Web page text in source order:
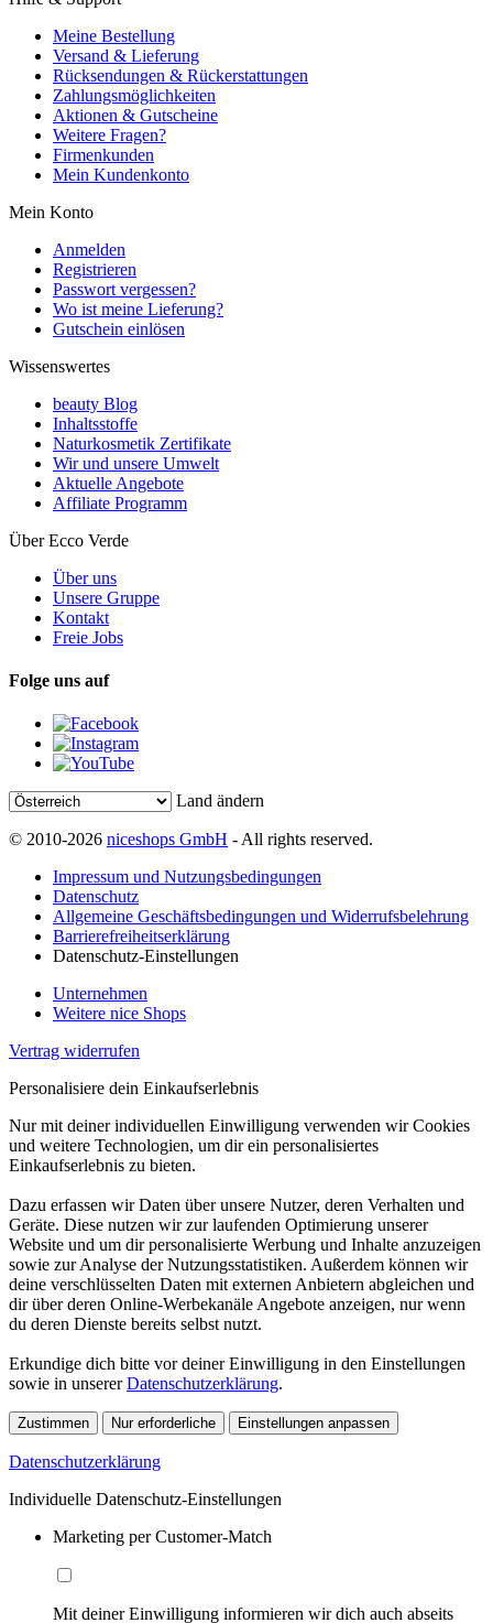
Meine Bestellung
Versand & Lieferung
Rücksendungen & Rückerstattungen
Zahlungsmöglichkeiten
Aktionen & Gutscheine
Weitere Fragen?
Firmenkunden
Mein Kundenkonto
Mein Konto
Anmelden
Registrieren
Passwort vergessen?
Wo ist meine Lieferung?
Gutschein einlösen
Wissenswertes
beauty Blog
Inhaltsstoffe
Naturkosmetik Zertifikate
Wir und unsere Umwelt
Aktuelle Angebote
Affiliate Programm
Über Ecco Verde
Über uns
Unsere Gruppe
Kontakt
Freie Jobs
Folge uns auf
Land ändern
© 2010-2026 niceshops GmbH - All rights reserved.
Impressum und Nutzungsbedingungen
Datenschutz
Allgemeine Geschäftsbedingungen und Widerrufsbelehrung
Barrierefreiheitserklärung
Datenschutz-Einstellungen
Unternehmen
Weitere nice Shops
Vertrag widerrufen
Personalisiere dein Einkaufserlebnis
Nur mit deiner individuellen Einwilligung verwenden wir Cookies
und weitere Technologien, um dir ein personalisiertes
Einkaufserlebnis zu bieten.
Dazu erfassen wir Daten über unsere Nutzer, deren Verhalten und
Geräte. Diese nutzen wir zur laufenden Optimierung unserer
Website und um dir personalisierte Werbung und Inhalte anzuzeigen
sowie zur Analyse der Nutzungsstatistiken. Außerdem können wir
deine verschlüsselten Daten mit externen Anbietern abgleichen und
dir über deren Online-Werbekanäle Angebote anzeigen, nur wenn
du deren Dienste bereits selbst nutzt.
Erkundige dich bitte vor deiner Einwilligung in den Einstellungen
sowie in unsererDatenschutzerklärung.
Zustimmen Nur erforderliche Einstellungen anpassen
Datenschutzerklärung
Individuelle Datenschutz-Einstellungen
Marketing per Customer-Match
Mit deiner Einwilligung informieren wir dich auch abseits